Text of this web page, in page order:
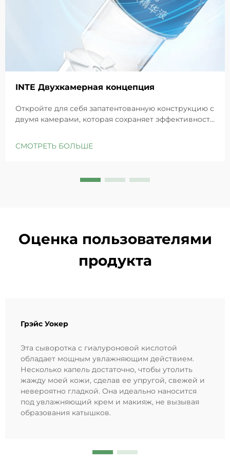
INTE Двухкамерная концепция
Откройте для себя запатентованную конструкцию с
двумя камерами, которая сохраняет эффективность
восстанавливает барьеры чувствительной кожи.
СМОТРЕТЬ БОЛЬШЕ
Оценка пользователями
продукта
Грэйс Уокер
Эта сыворотка с гиалуроновой кислотой
обладает мощным увлажняющим действием.
Несколько капель достаточно, чтобы утолить
жажду моей кожи, сделав ее упругой, свежей и
невероятно гладкой. Она идеально наносится
под увлажняющий крем и макияж, не вызывая
образования катышков.